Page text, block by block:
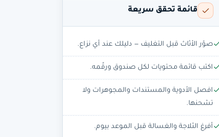
قائمة تحقق سريعة
صوّر الأثاث قبل التغليف — دليلك عند أي نزاع.
اكتب قائمة محتويات لكل صندوق ورقّمه.
افصل الأدوية والمستندات والمجوهرات ولا
تشحنها.
أفرغ الثلاجة والغسالة قبل الموعد بيوم.